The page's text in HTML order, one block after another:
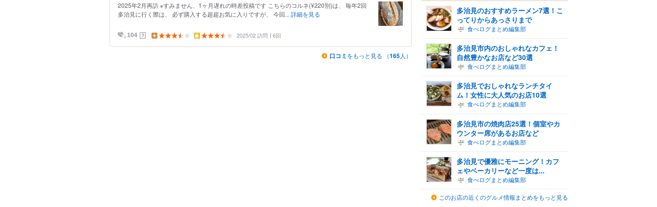
2025年2月再訪 ※すみません、1ヶ月遅れの時差投稿です こちらのコルネ(¥220別)は、 毎年2回
多治見に行く際は、 必ず購入する超超お気に入りですが、 今回... 詳細を見る
104 ？ 2025/02 訪問 6回
口コミ をもっと見る （165人）
多治見のおすすめラーメン7選！こ
ってりからあっさりまで
食べログまとめ編集部
多治見市内のおしゃれなカフェ！
自然豊かなお店など30選
食べログまとめ編集部
多治見でおしゃれなランチタイ
ム！女性に大人気のお店10選
食べログまとめ編集部
多治見市の焼肉店25選！個室やカ
ウンター席があるお店など
食べログまとめ編集部
多治見で優雅にモーニング！カフ
ェやベーカリーなど一度は...
食べログまとめ編集部
このお店の近くのグルメ情報まとめをもっと見る